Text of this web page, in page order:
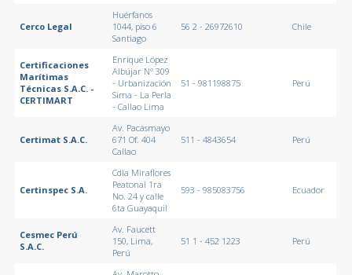
Cerco Legal
Huérfanos
1044, piso 6
Santiago
56 2 - 26972610 Chile
Certificaciones
Marítimas
Técnicas S.A.C. -
CERTIMART
Enrique López
Albújar N° 309
- Urbanización
Sima - La Perla
- Callao Lima
51 - 981198875 Perú
Certimat S.A.C.
Av. Pacasmayo
671 Of. 404
Callao
511 - 4843654 Perú
Certinspec S.A.
Cdla Miraflores
Peatonal 1ra
No. 24 y calle
6ta Guayaquil
593 - 985083756 Ecuador
Cesmec Perú
S.A.C.
Av. Faucett
150, Lima,
Perú
51 1 - 452 1223 Perú